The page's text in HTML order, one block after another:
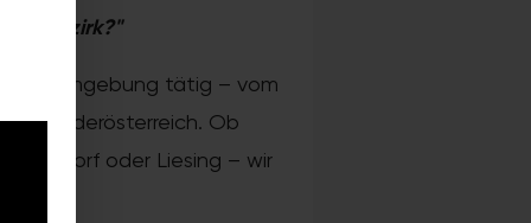
Bezirk?"
und Umgebung tätig – vom
in Niederösterreich. Ob
oder Liesing – wir